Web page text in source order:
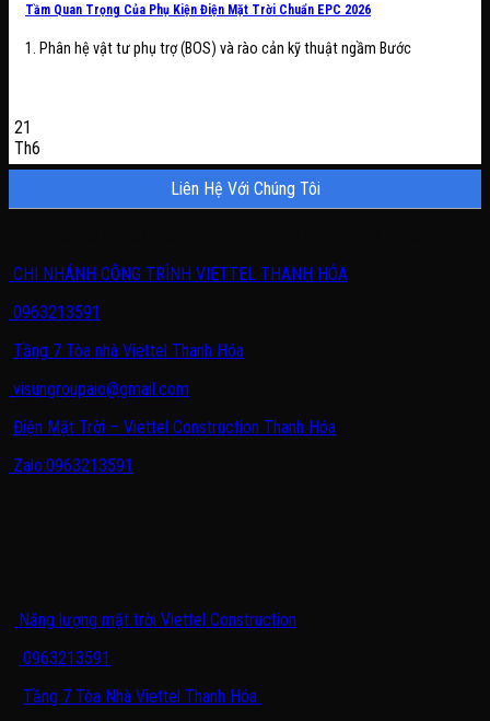
Tầm Quan Trọng Của Phụ Kiện Điện Mặt Trời Chuẩn EPC 2026
1. Phân hệ vật tư phụ trợ (BOS) và rào cản kỹ thuật ngầm Bước
21
Th6
Liên Hệ Với Chúng Tôi
CHI NHÁNH CÔNG TRÌNH VIETTEL THANH HÓA
0963213591
Tầng 7 Tòa nhà Viettel Thanh Hóa
visungroupaio@gmail.com
Điện Mặt Trời – Viettel Construction Thanh Hóa
Zalo:0963213591
Năng lượng mặt trời Viettel Construction
0963213591
Tầng 7 Tòa Nhà Viettel Thanh Hóa